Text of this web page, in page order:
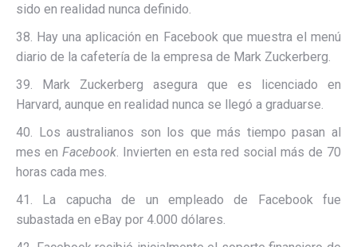
sido en realidad nunca definido.
38. Hay una aplicación en Facebook que muestra el menú
diario de la cafetería de la empresa de Mark Zuckerberg.
39. Mark Zuckerberg asegura que es licenciado en
Harvard, aunque en realidad nunca se llegó a graduarse.
40. Los australianos son los que más tiempo pasan al
mes en Facebook. Invierten en esta red social más de 70
horas cada mes.
41. La capucha de un empleado de Facebook fue
subastada en eBay por 4.000 dólares.